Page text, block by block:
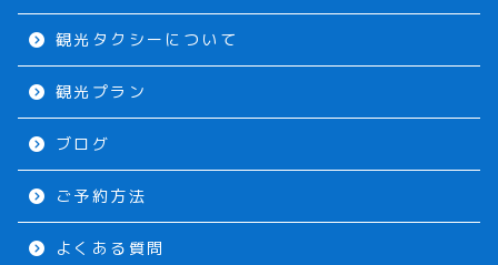
観光タクシーについて
観光プラン
ブログ
ご予約方法
よくある質問